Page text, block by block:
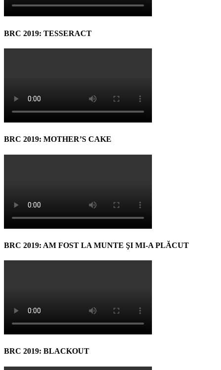
BRC 2019: TESSERACT
BRC 2019: MOTHER’S CAKE
BRC 2019: AM FOST LA MUNTE ŞI MI-A PLĂCUT
BRC 2019: BLACKOUT